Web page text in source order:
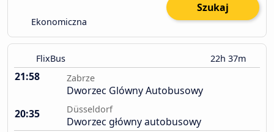
Ekonomiczna
Szukaj
FlixBus 22h 37m
21:58 Zabrze
Dworzec Glówny Autobusowy
20:35
Düsseldorf
Dworzec główny autobusowy